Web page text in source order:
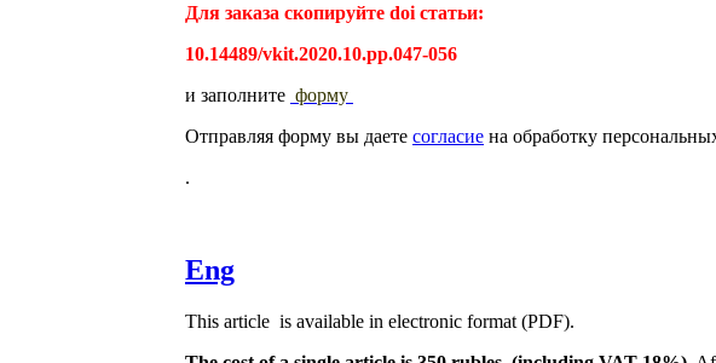
Для заказа скопируйте doi статьи:
10.14489/vkit.2020.10.pp.047-056
и заполните форму
Отправляя форму вы даете согласие на обработку
.
Eng
This article is available in electronic format (PDF).